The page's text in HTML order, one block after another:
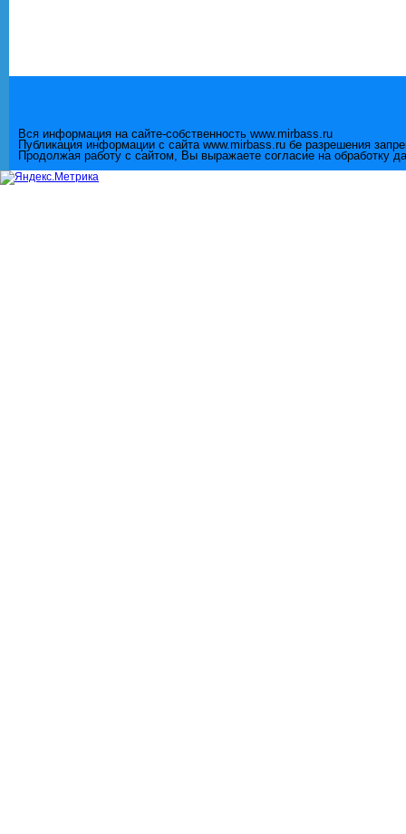
Вся информация на сайте-собственность www.mirbass.ru
Публикация информации с сайта www.mirbass.ru бе разрешения
Продолжая работу с сайтом, Вы выражаете согласие на обработку